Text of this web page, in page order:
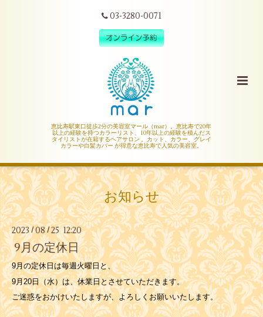
03-3280-0071
恵比寿駅東口徒歩2分の美容室マール（mar）。恵比寿で20年
以上の経験を持つカラーリスト、10年以上の経験を積んだス
タイリストが在籍するヘアサロン 。カット、カラー、グレイ
カラーや白髪カバー が得意な恵比寿で人気の美容室。
お知らせ
2023/08/ 25 12:20
9月の定休日
9月の定休日は毎週火曜日と、
9月20日（水）は、休業日とさせていただきます。
ご迷惑をおかけいたしますが、よろしくお願いいたします。